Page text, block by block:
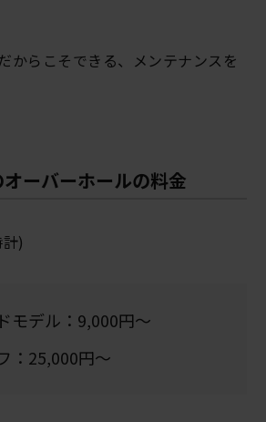
からこそできる、メンテナンスを
ーバーホールの料金
)
モデル：9,000円～
：25,000円～